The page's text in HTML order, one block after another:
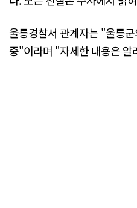
울릉경찰서 관계자는 "울릉
중"이라며 "자세한 내용은 알